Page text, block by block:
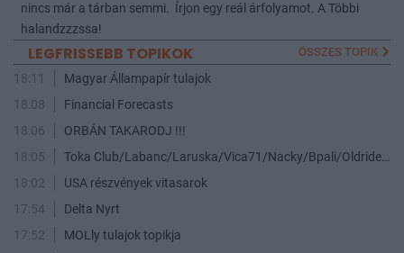
nincs már a tárban semmi. Írjon egy reál árfolyamot. A Többi
halandzzzssa!
LEGFRISSEBB TOPIKOK ÖSSZES TOPIK
18:11
Magyar Állampapír tulajok
18:08
Financial Forecasts
18:06
ORBÁN TAKARODJ !!!
18:05
Toka Club/Labanc/Laruska/Vica71/Nacky/Bpali/Oldrider/Josefernando/Mcbull/Kawaszabi
18:02
USA részvények vitasarok
17:54
Delta Nyrt
17:52
MOLly tulajok topikja